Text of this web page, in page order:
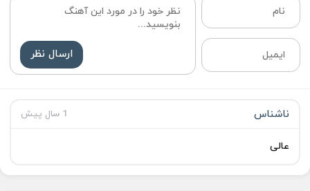
ارسال نظر
ناشناس 1 سال پیش
عالی